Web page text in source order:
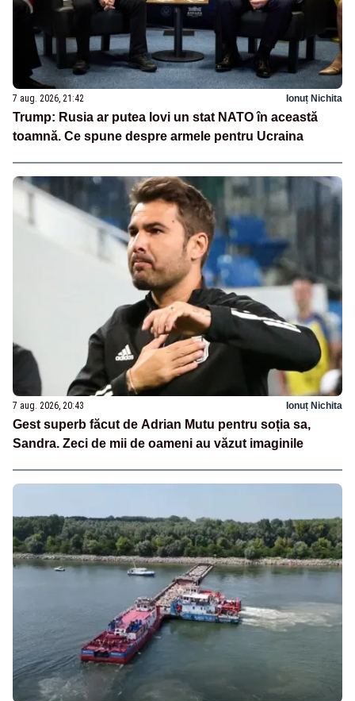
7 aug. 2026, 21:42 Ionuț Nichita
Trump: Rusia ar putea lovi un stat NATO în această
toamnă. Ce spune despre armele pentru Ucraina
7 aug. 2026, 20:43 Ionuț Nichita
Gest superb făcut de Adrian Mutu pentru soția sa,
Sandra. Zeci de mii de oameni au văzut imaginile